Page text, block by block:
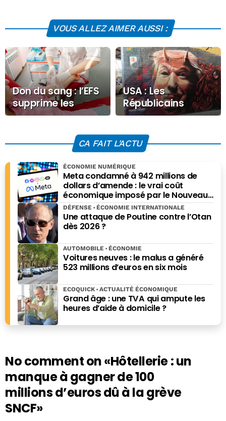
VOUS ALLEZ AIMER AUSSI :
Don du sang : l’EFS
supprime les
données liées aux
homosexuelles
USA : Les
Républicains
perdent la
électeurs sur
l’économie
CA FAIT L'ACTU
Meta condamné à 942 millions de
dollars d’amende : le vrai coût
économique imposé par le Nouveau-
Mexique
ÉCONOMIE NUMÉRIQUE
Une attaque de Poutine contre l’Otan
dès 2026 ?
DÉFENSE ÉCONOMIE INTERNATIONALE
Voitures neuves : le malus a généré
523 millions d’euros en six mois
AUTOMOBILE ÉCONOMIE
Grand âge : une TVA qui ampute les
heures d’aide à domicile ?
ECOQUICK ACTUALITÉ ÉCONOMIQUE
No comment on«Hôtellerie : un
manque à gagner de 100
millions d’euros dû à la grève
SNCF»